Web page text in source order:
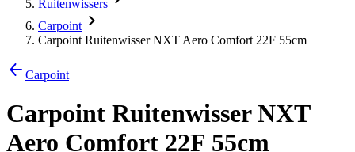
Ruitenwissers
Carpoint
Carpoint Ruitenwisser NXT Aero Comfort 22F 55cm
Carpoint
Carpoint Ruitenwisser NXT
Aero Comfort 22F 55cm